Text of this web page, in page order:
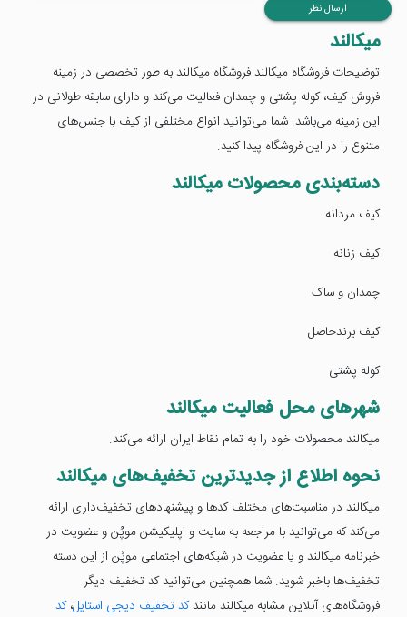
ارسال نظر
میکالند
توضیحات فروشگاه میکالند فروشگاه میکالند به طور تخصصی در زمینه
فروش کیف، کوله پشتی و چمدان فعالیت می‌کند و دارای سابقه طولانی در
این زمینه می‌باشد. شما می‌توانید انواع مختلفی از کیف با جنس‌های
متنوع را در این فروشگاه پیدا کنید.
دسته‌بندی محصولات میکالند
کیف مردانه
کیف زنانه
چمدان و ساک
کیف برندحاصل
کوله پشتی
شهر‌های محل فعالیت میکالند
میکالند محصولات خود را به تمام نقاط ایران ارائه می‌کند.
نحوه اطلاع از جدیدترین تخفیف‌های میکالند
میکالند در مناسبت‌های مختلف کدها و پیشنهادهای تخفیف‌داری ارائه
می‌کند که می‌توانید با مراجعه به سایت و اپلیکیشن موپُن و عضویت در
خبرنامه میکالند و یا عضویت در شبکه‌های اجتماعی موپُن از این دسته
تخفیف‌ها باخبر شوید. شما همچنین می‌توانید کد تخفیف دیگر
فروشگاه‌های آنلاین مشابه میکالند مانندکد تخفیف دیجی استایل،کد